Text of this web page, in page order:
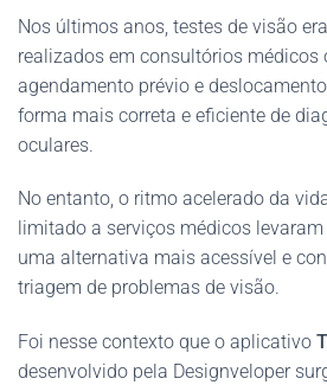
Nos últimos anos, testes de visão
realizados em consultórios médicos
agendamento prévio e
forma mais correta e eficiente de
oculares.
No entanto, o ritmo acelerado da
limitado a serviços médicos
uma alternativa mais acessível e
triagem de problemas de visão.
Foi nesse contexto que o aplicativo
desenvolvido pela Designveloper